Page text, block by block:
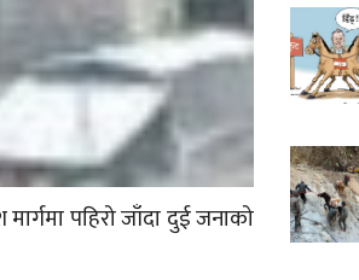
पहिरो जाँदा दुई जनाको